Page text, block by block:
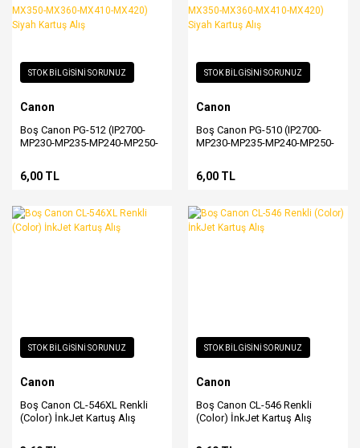
STOK BİLGİSİNİ SORUNUZ
Canon
Boş Canon PG-512 (IP2700-
MP230-MP235-MP240-MP250-
MP280-MP282-MP480-MP490-
MP492-MP495-MX320-MX330-
Siyah Kartuş Alış
6,00 TL
STOK BİLGİSİNİ SORUNUZ
Canon
Boş Canon PG-510 (IP2700-
MP230-MP235-MP240-MP250-
MP280-MP282-MP480-MP490-
MP492-MP495-MX320-MX330-
Siyah Kartuş Alış
6,00 TL
STOK BİLGİSİNİ SORUNUZ
Canon
Boş Canon CL-546XL Renkli
(Color) İnkJet Kartuş Alış
STOK BİLGİSİNİ SORUNUZ
Canon
Boş Canon CL-546 Renkli
(Color) İnkJet Kartuş Alış